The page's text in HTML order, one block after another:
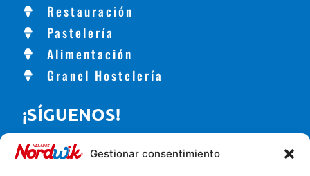
Gestionar consentimiento
Restauración
Pastelería
Alimentación
Granel Hostelería
¡SÍGUENOS!